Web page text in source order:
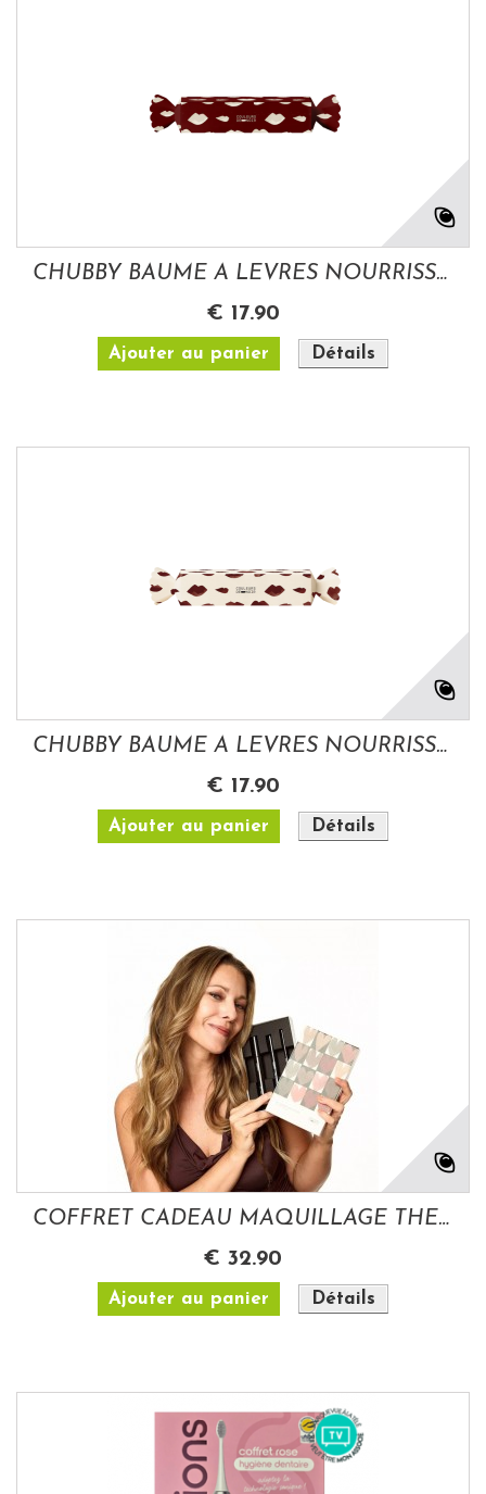
CHUBBY BAUME A LEVRES NOURRISSANT DEEP RED...
€ 17.90
Ajouter au panier Détails
CHUBBY BAUME A LEVRES NOURRISSANT CANDY...
€ 17.90
Ajouter au panier Détails
COFFRET CADEAU MAQUILLAGE THE ICONICS...
€ 32.90
Ajouter au panier Détails